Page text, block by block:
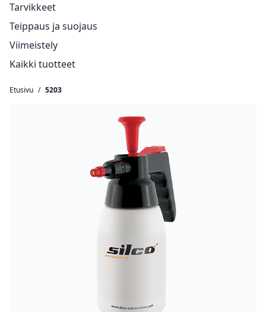
Tarvikkeet
Teippaus ja suojaus
Viimeistely
Kaikki tuotteet
Etusivu / 5203